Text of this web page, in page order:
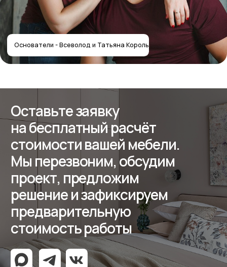
Дизайнерам
Отзывы
Контакты
ООО «Мебель-Королей»
ИНН 7707779585
Реквизиты
Мессенджеры
Политика конфиденциальности
Создание сайта